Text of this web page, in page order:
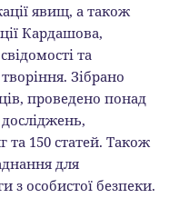
явищ, а також
Кардашова,
та
Зібрано
проведено понад
та 150 статей. Також
для
з особистої безпеки.